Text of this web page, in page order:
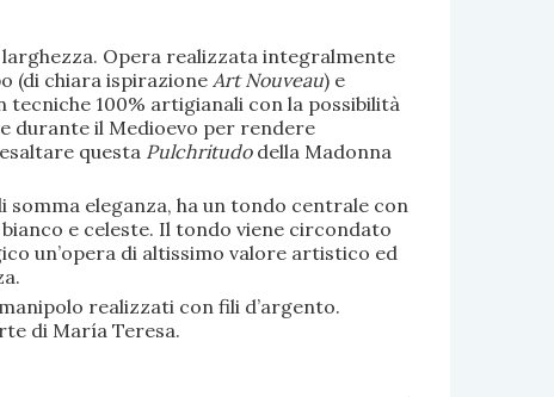
Opera realizzata integralmente
(di chiara ispirazioneArt Nouveau) e
100% artigianali con la possibilità
durante il Medioevo per rendere
questa Pulchritudo della Madonna
somma eleganza, ha un tondo centrale con
e celeste. Il tondo viene circondato
un’opera di altissimo valore artistico ed
realizzati con fili d’argento.
di María Teresa.